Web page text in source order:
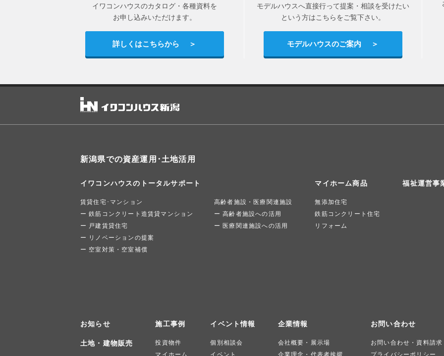
イワコンハウスのカタログ・各種資料を
お申し込みいただけます。
詳しくはこちらから
モデルハウスへ直接行って提案・相談を受けたい
という方はこちらをご覧下さい。
モデルハウスのご案内
新潟県での資産運用･土地活用
イワコンハウスのトータルサポート
賃貸住宅･マンション
鉄筋コンクリート造賃貸マンション
戸建賃貸住宅
リノベーションの提案
空室対策・空室補償
高齢者施設・医療関連施設
高齢者施設への活用
医療関連施設への活用
マイホーム商品
無添加住宅
鉄筋コンクリート住宅
リフォーム
福祉運営事
お知らせ
土地・建物販売
施工事例
投資物件
イベント情報
個別相談会
企業情報
会社概要・展示場
お問い合わせ
お問い合わせ・資料請求